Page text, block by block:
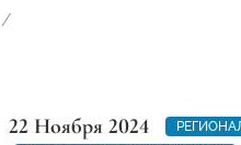
22 Ноября 2024